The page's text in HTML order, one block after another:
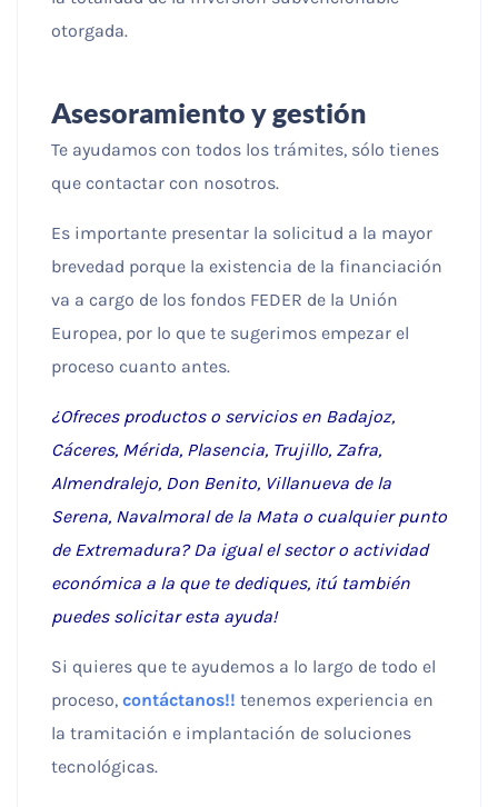
otorgada.
Asesoramiento y gestión
Te ayudamos con todos los trámites, sólo tienes
que contactar con nosotros.
Es importante presentar la solicitud a la mayor
brevedad porque la existencia de la financiación
va a cargo de los fondos FEDER de la Unión
Europea, por lo que te sugerimos empezar el
proceso cuanto antes.
¿Ofreces productos o servicios en Badajoz,
Cáceres, Mérida, Plasencia, Trujillo, Zafra,
Almendralejo, Don Benito, Villanueva de la
Serena, Navalmoral de la Mata o cualquier punto
de Extremadura? Da igual el sector o actividad
económica a la que te dediques, ¡tú también
puedes solicitar esta ayuda!
Si quieres que te ayudemos a lo largo de todo el
proceso, contáctanos!! tenemos experiencia en
la tramitación e implantación de soluciones
tecnológicas.